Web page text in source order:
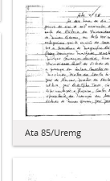
Ata 85/Uremg